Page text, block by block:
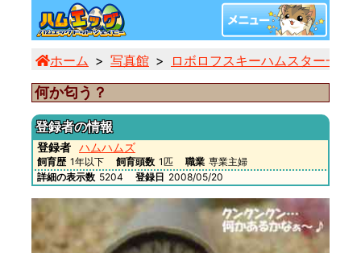
ホーム 写真館 ロボロフスキーハムスター一覧
何か匂う？
登録者の情報
登録者 ハムハムズ
飼育歴 1年以下 飼育頭数 1匹 職業 専業主婦
詳細の表示数 5204 登録日 2008/05/20